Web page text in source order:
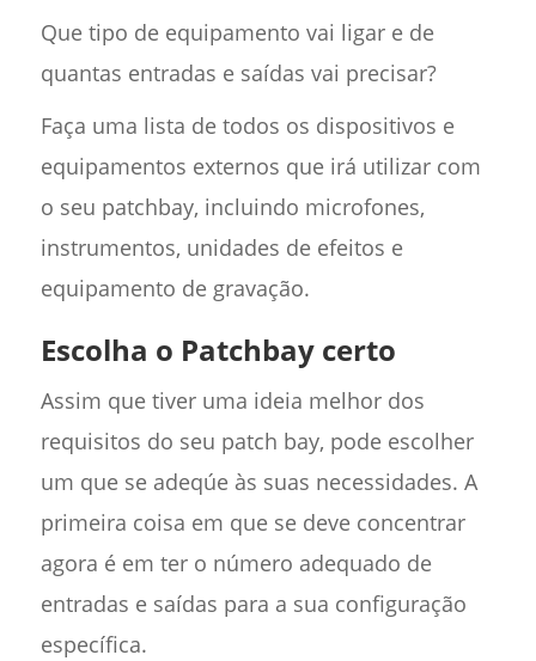
Que tipo de equipamento vai ligar e de
quantas entradas e saídas vai precisar?
Faça uma lista de todos os dispositivos e
equipamentos externos que irá utilizar com
o seu patchbay, incluindo microfones,
instrumentos, unidades de efeitos e
equipamento de gravação.
Escolha o Patchbay certo
Assim que tiver uma ideia melhor dos
requisitos do seu patch bay, pode escolher
um que se adeqúe às suas necessidades. A
primeira coisa em que se deve concentrar
agora é em ter o número adequado de
entradas e saídas para a sua configuração
específica.